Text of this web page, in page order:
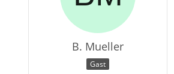
B. Mueller
Gast